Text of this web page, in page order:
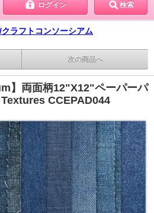
ログイン 検索
ラフトコンソーシアム
次の商品へ
】両面柄12"X12"ペーパーパ
CCEPAD044